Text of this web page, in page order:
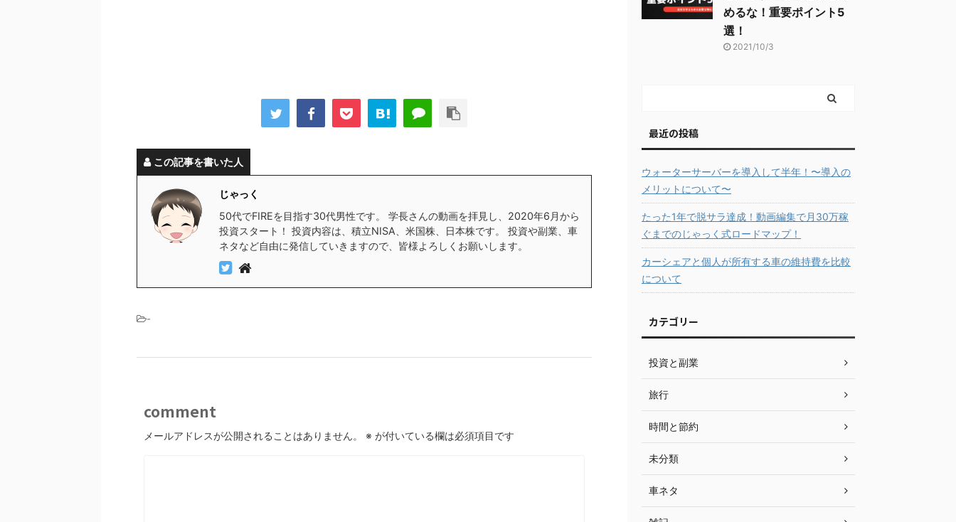
この記事を書いた人
じゃっく
50代でFIREを目指す30代男性です。 学長さんの動画を拝見し、2020年6月から
投資スタート！ 投資内容は、積立NISA、米国株、日本株です。 投資や副業、車
ネタなど自由に発信していきますので、皆様よろしくお願いします。
-
comment
メールアドレスが公開されることはありません。 ※ が付いている欄は必須項目です
めるな！重要ポイント5
選！
2021/10/3
最近の投稿
ウォーターサーバーを導入して半年！〜導入の
メリットについて〜
たった1年で脱サラ達成！動画編集で月30万稼
ぐまでのじゃっく式ロードマップ！
カーシェアと個人が所有する車の維持費を比較
について
カテゴリー
投資と副業
旅行
時間と節約
未分類
車ネタ